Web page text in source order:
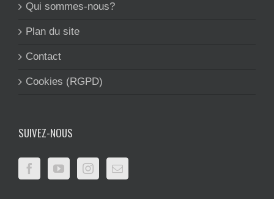
Qui sommes-nous?
Plan du site
Contact
Cookies (RGPD)
SUIVEZ-NOUS